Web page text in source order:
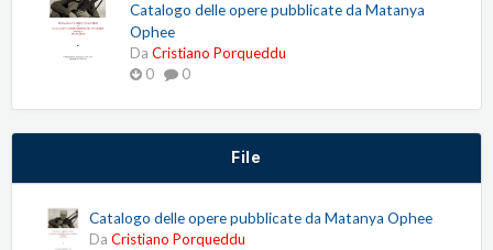
Catalogo delle opere pubblicate da Matanya
Ophee
Da Cristiano Porqueddu
0
0
File
Catalogo delle opere pubblicate da Matanya Ophee
Da Cristiano Porqueddu